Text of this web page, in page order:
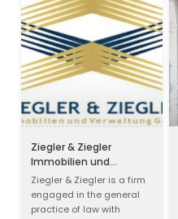
Ziegler & Ziegler
Immobilien und
Verwaltung GmbH
Ziegler & Ziegler is a firm
engaged in the general
practice of law with